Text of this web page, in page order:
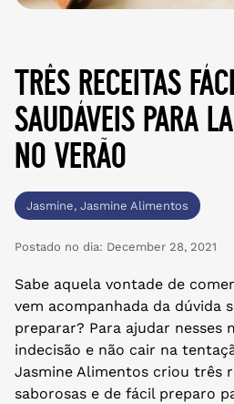
três receitas
saudáveis para
no verão
Jasmine, Jasmine Alimentos
Postado no dia: December 28, 2021
Sabe aquela vontade de
vem acompanhada da dúvida
preparar? Para ajudar nesses
indecisão e não cair na
Jasmine Alimentos criou três
saborosas e de fácil preparo